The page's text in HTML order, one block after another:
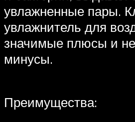
увлажненные пары.
увлажнитель для
значимые плюсы и
минусы.
Преимущества: